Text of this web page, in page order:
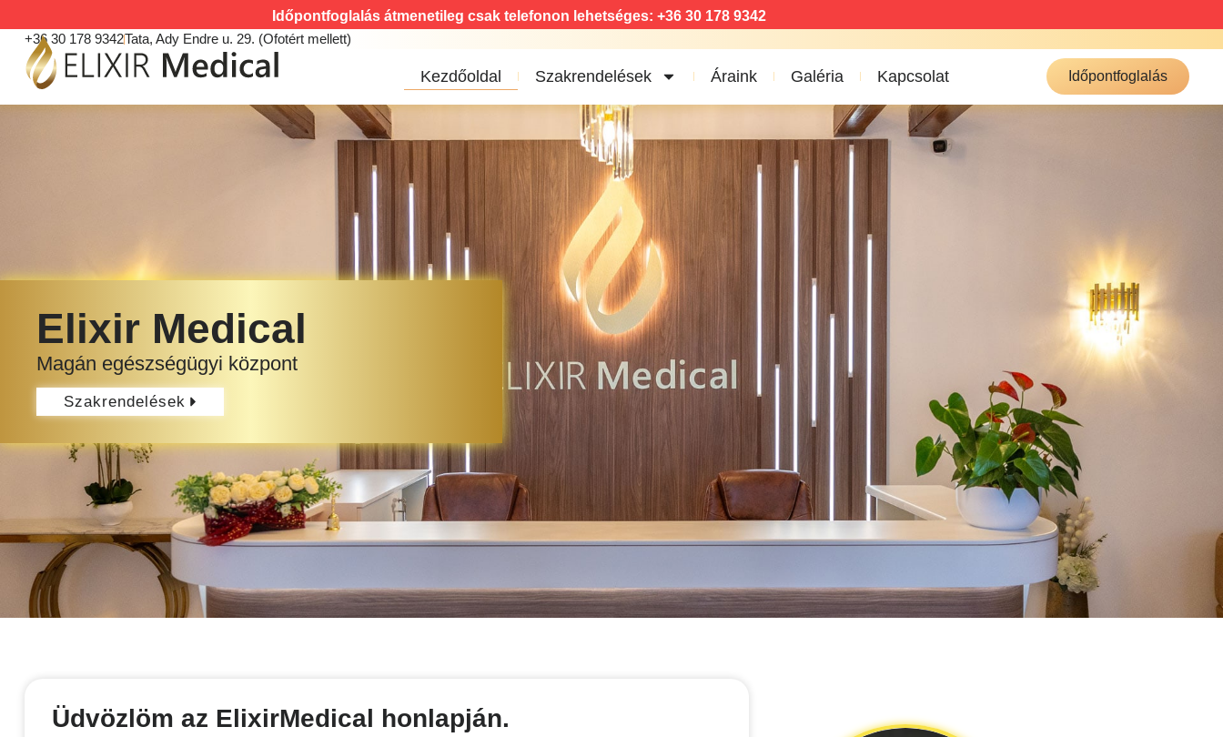
Időpontfoglalás átmenetileg csak telefonon lehetséges: +36 30 178 9342
+36 30 178 9342Tata, Ady Endre u. 29. (Ofotért mellett)
Kezdőoldal Szakrendelések Áraink Galéria Kapcsolat Időpontfoglalás
Elixir Medical
Magán egészségügyi központ
Szakrendelések
Üdvözlöm az ElixirMedical honlapján.